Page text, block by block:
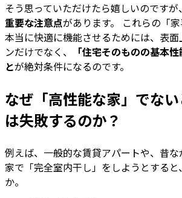
そう思っていただけたら嬉しいのですが
重要な注意点があります。 これらの「
本当に快適に機能させるためには、表
ンだけでなく、
「住宅そのものの基本
とが絶対条件になるのです。
なぜ「高性能な家」でな
は失敗するのか？
例えば、一般的な賃貸アパートや、昔
家で「完全室内干し」をしようとすると
か。